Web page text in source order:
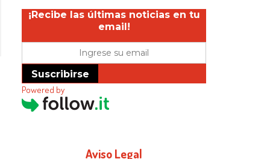
¡Recibe las últimas noticias en tu
email!
Suscribirse
Powered by
Aviso Legal